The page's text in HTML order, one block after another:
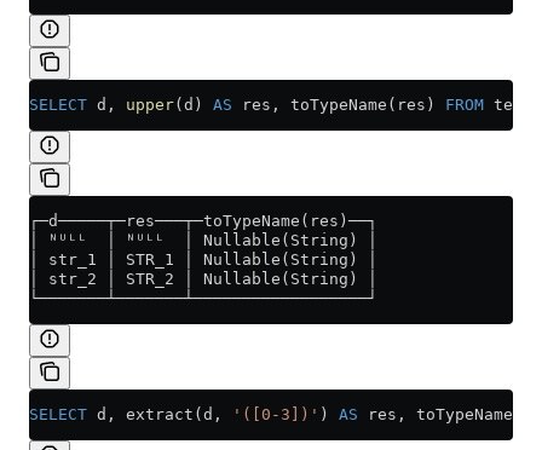
SELECT d, upper(d) AS res, toTypeName(res) FROM test;
┌─d─────┬─res───┬─toTypeName(res)──┐
│ ᴺᵁᴸᴸ  │ ᴺᵁᴸᴸ  │ Nullable(String) │
│ str_1 │ STR_1 │ Nullable(String) │
│ str_2 │ STR_2 │ Nullable(String) │
└───────┴───────┴──────────────────┘
SELECT d, extract(d, '([0-3])' ) AS res,